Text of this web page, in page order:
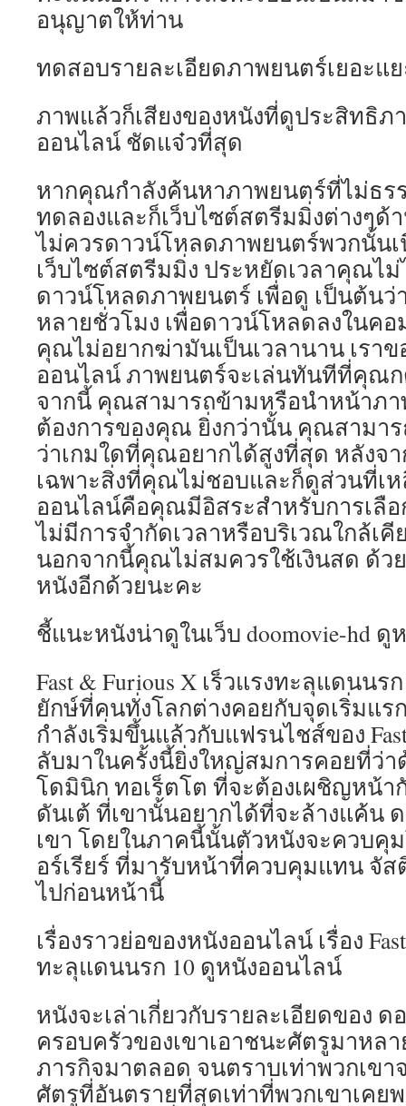
อนุญาตให้ท่าน
ทดสอบรายละเอียดภาพยนตร์เยอะแ
ภาพแล้วก็เสียงของหนังที่ดูประสิทธิภ
ออนไลน์ ชัดแจ๋วที่สุด
หากคุณกำลังค้นหาภาพยนตร์ที่ไม่ธ
ทดลองและก็เว็บไซต์สตรีมมิ่งต่างๆ
ไม่ควรดาวน์โหลดภาพยนตร์พวกนั้นเ
เว็บไซต์สตรีมมิ่ง ประหยัดเวลาคุณไ
ดาวน์โหลดภาพยนตร์ เพื่อดู เป็นต้น
หลายชั่วโมง เพื่อดาวน์โหลดลงในค
คุณไม่อยากฆ่ามันเป็นเวลานาน เรา
ออนไลน์ ภาพยนตร์จะเล่นทันทีที่คุณ
จากนี้ คุณสามารถข้ามหรือนำหน้าภ
ต้องการของคุณ ยิ่งกว่านั้น คุณสามา
ว่าเกมใดที่คุณอยากได้สูงที่สุด หลัง
เฉพาะสิ่งที่คุณไม่ชอบและก็ดูส่วนที่เ
ออนไลน์คือคุณมีอิสระสำหรับการเลื
ไม่มีการจำกัดเวลาหรือบริเวณใกล้เคี
นอกจากนี้คุณไม่สมควรใช้เงินสด ด้ว
หนังอีกด้วยนะคะ
ชี้แนะหนังน่าดูในเว็บ doomovie-hd
Fast & Furious X เร็วแรงทะลุแดนน
ยักษ์ที่คนทั่งโลกต่างคอยกับจุดเริ่มแร
กำลังเริ่มขึ้นแล้วกับแฟรนไชส์ของ
ลับมาในครั้งนี้ยิ่งใหญ่สมการคอยที่ว่า
โดมินิก ทอเร็ตโต ที่จะต้องเผชิญหน้า
ดันเต้ ที่เขานั้นอยากได้ที่จะล้างแค้น
เขา โดยในภาคนี้นั้นตัวหนังจะควบคุ
อร์เรียร์ ที่มารับหน้าที่ควบคุมแทน จั
ไปก่อนหน้านี้
เรื่องราวย่อของหนังออนไลน์ เรื่อง
ทะลุแดนนรก 10 ดูหนังออนไลน์
หนังจะเล่าเกี่ยวกับรายละเอียดของ
ครอบครัวของเขาเอาชนะศัตรูมาหล
ภารกิจมาตลอด จนตราบเท่าพวกเขา
ศัตรูที่อันตรายที่สุดเท่าที่พวกเขาเคย